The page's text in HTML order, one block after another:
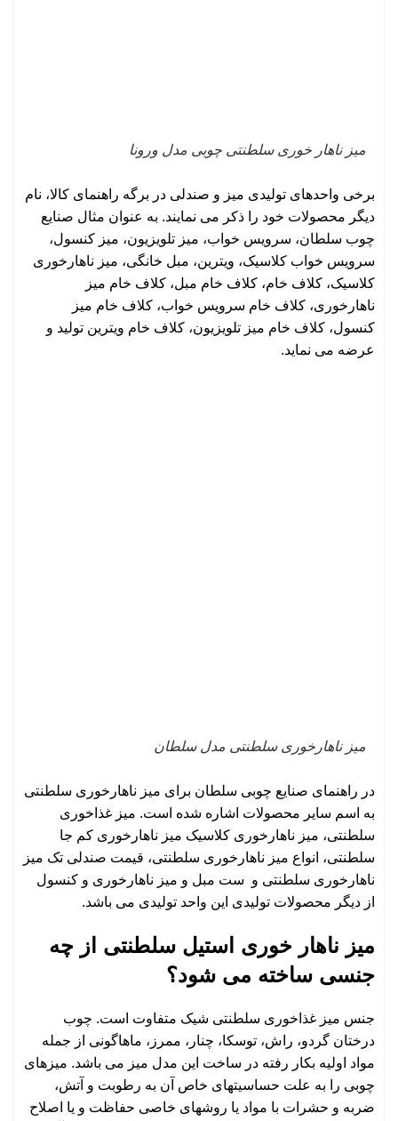
میز ناهار خوری سلطنتی چوبی مدل ورونا
برخی واحدهای تولیدی میز و صندلی در برگه راهنمای کالا، نام
دیگر محصولات خود را ذکر می نمایند. به عنوان مثال صنایع
چوب سلطان، سرویس خواب، میز تلویزیون، میز کنسول،
سرویس خواب کلاسیک، ویترین، مبل خانگی، میز ناهارخوری
کلاسیک، کلاف خام، کلاف خام مبل، کلاف خام میز
ناهارخوری، کلاف خام سرویس خواب، کلاف خام میز
کنسول، کلاف خام میز تلویزیون، کلاف خام ویترین تولید و
عرضه می نماید.
میز ناهارخوری سلطنتی مدل سلطان
در راهنمای صنایع چوبی سلطان برای میز ناهارخوری سلطنتی
به اسم سایر محصولات اشاره شده است. میز غذاخوری
سلطنتی، میز ناهارخوری کلاسیک میز ناهارخوری کم جا
سلطنتی، انواع میز ناهارخوری سلطنتی، قیمت صندلی تک میز
ناهارخوری سلطنتی و ست مبل و میز ناهارخوری و کنسول
از دیگر محصولات تولیدی این واحد تولیدی می باشد.
میز ناهار خوری استیل سلطنتی از چه
جنسی ساخته می شود؟
جنس میز غذاخوری سلطنتی شیک متفاوت است. چوب
درختان گردو، راش، توسکا، چنار، ممرز، ماهاگونی از جمله
مواد اولیه بکار رفته در ساخت این مدل میز می باشد. میزهای
چوبی را به علت حساسیتهای خاص آن به رطوبت و آتش،
ضربه و حشرات با مواد یا روشهای خاصی حفاظت و یا اصلاح